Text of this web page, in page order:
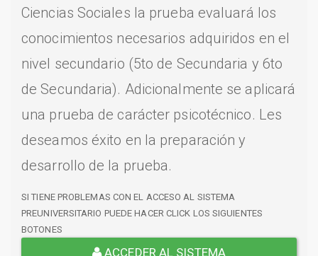
Ciencias Sociales la prueba evaluará los
conocimientos necesarios adquiridos en el
nivel secundario (5to de Secundaria y 6to
de Secundaria). Adicionalmente se aplicará
una prueba de carácter psicotécnico. Les
deseamos éxito en la preparación y
desarrollo de la prueba.
SI TIENE PROBLEMAS CON EL ACCESO AL SISTEMA
PREUNIVERSITARIO PUEDE HACER CLICK LOS SIGUIENTES
BOTONES
ACCEDER AL SISTEMA